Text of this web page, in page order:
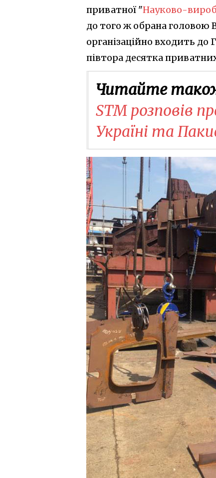
приватної "Науково-
до того ж обрана головою
організаційно входить
півтора десятка
Читайте
STM розповів
Україні та